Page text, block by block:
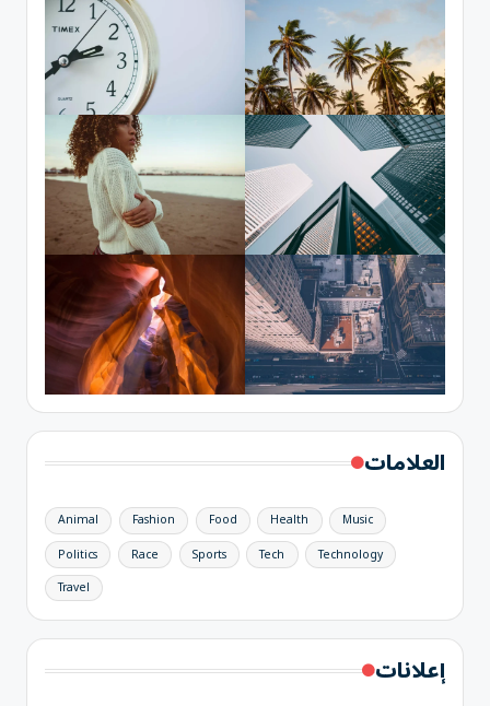
العلامات
Animal Fashion Food Health
Music
Politics
Race Sports Tech
Technology
Travel
إعلانات